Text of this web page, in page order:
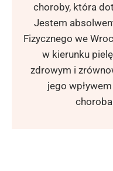
choroby, która
Jestem
Fizycznego we
w kierunku
zdrowym i
jego